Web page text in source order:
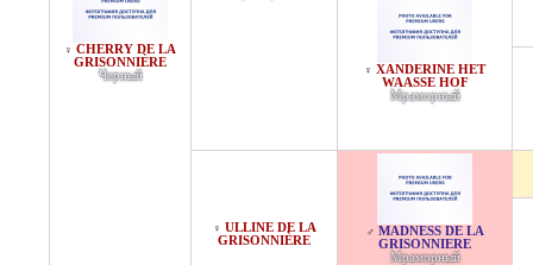
♀ CHERRY DE LA
GRISONNIÈRE
Черный
♀ XANDERINE HET
WAASSE HOF
Мраморный
♀ ULLINE DE LA
GRISONNIÈRE
♂ MADNESS DE LA
GRISONNIERE
Мраморный